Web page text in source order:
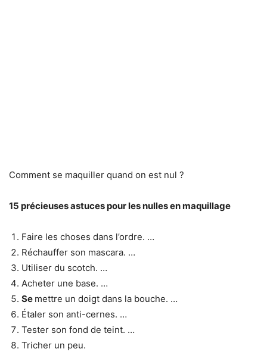
Comment se maquiller quand on est nul ?
15 précieuses astucespour les nullesenmaquillage
Faire les choses dans l’ordre. …
Réchauffer son mascara. …
Utiliser du scotch. …
Acheter une base. …
Se mettre un doigt dans la bouche. …
Étaler son anti-cernes. …
Tester son fond de teint. …
Tricher un peu.